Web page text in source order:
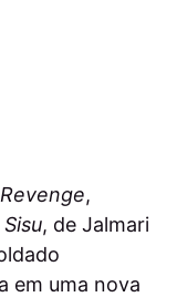
,
Sisu, de Jalmari
em uma nova